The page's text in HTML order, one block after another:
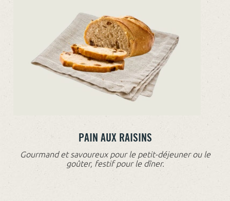
PAIN AUX RAISINS
Gourmand et savoureux pour le petit-déjeuner ou le
goûter, festif pour le dîner.